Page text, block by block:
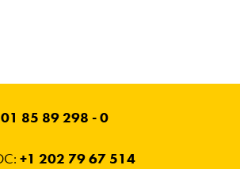
85 89 298 - 0
+1 202 79 67 514